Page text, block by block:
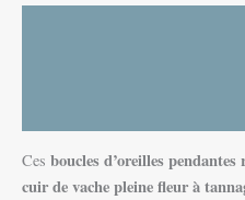
Ces boucles d’oreilles pendantes
cuir de vache pleine fleur à